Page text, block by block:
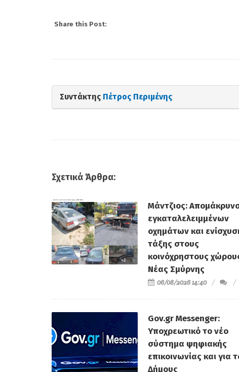
Share this Post:
Συντάκτης Πέτρος Περιμένης
Σχετικά Άρθρα:
Μάντζιος:
εγκαταλελειμμένων
οχημάτων και
τάξης στους
κοινόχρηστους
Νέας Σμύρνης
06/08/2026 14:40
Gov.gr Messenger:
Υποχρεωτικό το νέο
σύστημα ψηφιακής
επικοινωνίας και για
Δήμους